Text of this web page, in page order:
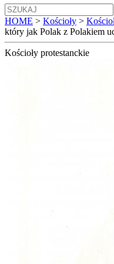
HOME > Kościoły >
który jak Polak z Polakiem
Kościoły protestanckie